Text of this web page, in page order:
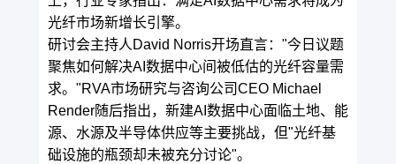
光纤市场新增长引擎。
研讨会主持人David Norris开场直言："今日议题
聚焦如何解决AI数据中心间被低估的光纤容量需
求。"RVA市场研究与咨询公司CEO Michael
Render随后指出，新建AI数据中心面临土地、能
源、水源及半导体供应等主要挑战，但"光纤基
础设施的瓶颈却未被充分讨论"。